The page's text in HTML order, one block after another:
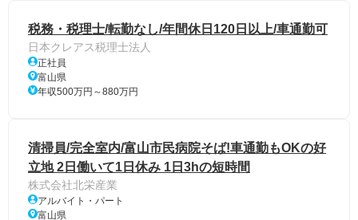
税務・税理士/転勤なし/年間休日120日以上/車通勤可
日本クレアス税理士法人
正社員
富山県
年収500万円～880万円
清掃員/完全室内/富山市民病院そば!車通勤もOKの好
立地 2日働いて1日休み 1日3hの短時間
株式会社北栄産業
アルバイト・パート
富山県